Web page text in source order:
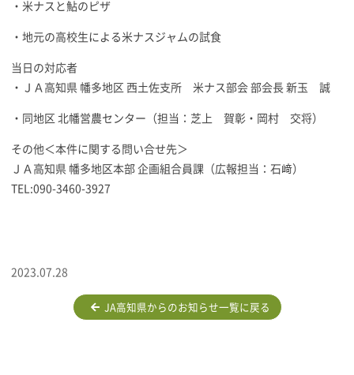
・米ナスと鮎のピザ
・地元の高校生による米ナスジャムの試食
当日の対応者
・ＪＡ高知県 幡多地区 西土佐支所 米ナス部会 部会長 新玉 誠
・同地区 北幡営農センター（担当：芝上 賀彰・岡村 交将）
その他＜本件に関する問い合せ先＞
ＪＡ高知県 幡多地区本部 企画組合員課（広報担当：石﨑）
TEL:090-3460-3927
2023.07.28
JA高知県からのお知らせ一覧に戻る